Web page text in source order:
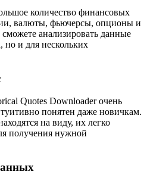
количество финансовых
валюты, фьючерсы, опционы и
анализировать данные
но и для нескольких
Quotes Downloader очень
понятен даже новичкам.
на виду, их легко
получения нужной